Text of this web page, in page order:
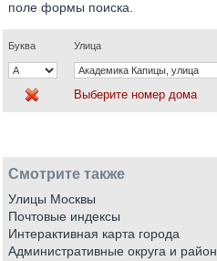
поле формы поиска.
Буква Улица
Выберите номер дома
Смотрите также
Улицы Москвы
Почтовые индексы
Интерактивная карта города
Административные округа и